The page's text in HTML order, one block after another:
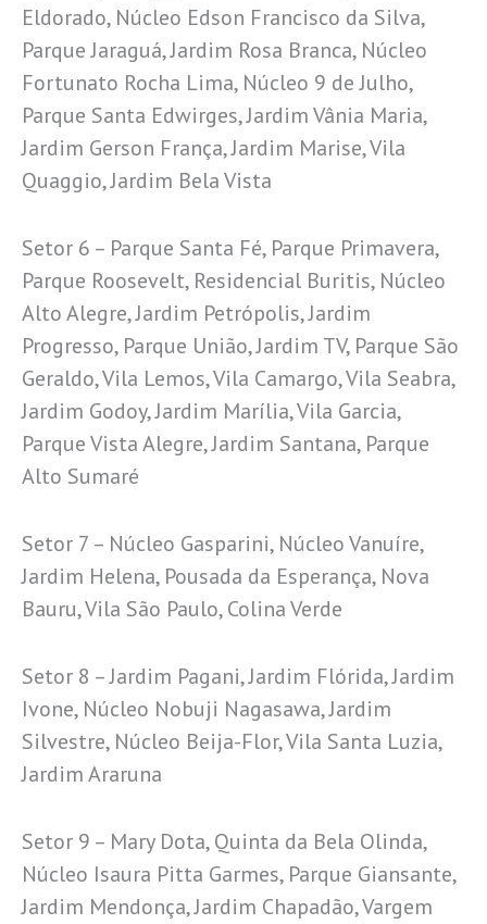
Eldorado, Núcleo Edson Francisco da Silva,
Parque Jaraguá, Jardim Rosa Branca, Núcleo
Fortunato Rocha Lima, Núcleo 9 de Julho,
Parque Santa Edwirges, Jardim Vânia Maria,
Jardim Gerson França, Jardim Marise, Vila
Quaggio, Jardim Bela Vista
Setor 6 – Parque Santa Fé, Parque Primavera,
Parque Roosevelt, Residencial Buritis, Núcleo
Alto Alegre, Jardim Petrópolis, Jardim
Progresso, Parque União, Jardim TV, Parque São
Geraldo, Vila Lemos, Vila Camargo, Vila Seabra,
Jardim Godoy, Jardim Marília, Vila Garcia,
Parque Vista Alegre, Jardim Santana, Parque
Alto Sumaré
Setor 7 – Núcleo Gasparini, Núcleo Vanuíre,
Jardim Helena, Pousada da Esperança, Nova
Bauru, Vila São Paulo, Colina Verde
Setor 8 – Jardim Pagani, Jardim Flórida, Jardim
Ivone, Núcleo Nobuji Nagasawa, Jardim
Silvestre, Núcleo Beija-Flor, Vila Santa Luzia,
Jardim Araruna
Setor 9 – Mary Dota, Quinta da Bela Olinda,
Núcleo Isaura Pitta Garmes, Parque Giansante,
Jardim Mendonça, Jardim Chapadão, Vargem